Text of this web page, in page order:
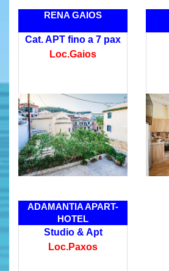
RENA GAIOS
Cat. APT fino a 7 pax
Loc.Gaios
ADAMANTIA APART-
HOTEL
Studio & Apt
Loc.Paxos